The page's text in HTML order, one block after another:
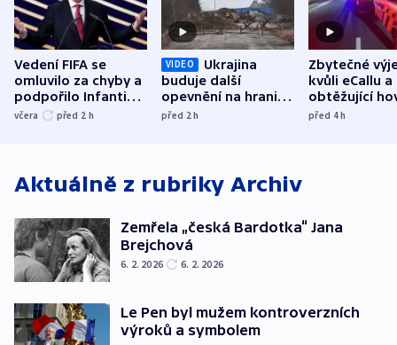
Vedení FIFA se
omluvilo za chyby a
podpořilo Infantina.
UEFA trvá na
včera před 2 h
VIDEO
Ukrajina
buduje další
opevnění na hranici
s Běloruskem
před 2h
Zbytečné
kvůli eCallu a
obtěžující
zdržují
před 4h
Aktuálně z rubriky Archiv
Zemřela „česká Bardotka“ Jana
Brejchová
6. 2. 2026 6. 2. 2026
Le Pen byl mužem kontroverzních
výroků a symbolem